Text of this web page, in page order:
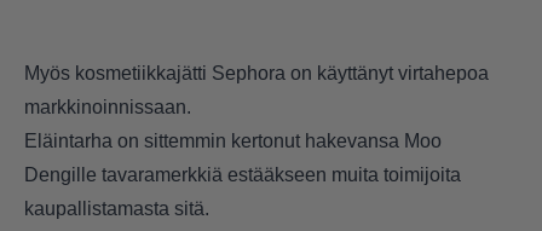
Myös kosmetiikkajätti Sephora on käyttänyt virtahepoa
markkinoinnissaan.
Eläintarha on sittemmin kertonut hakevansa Moo
Dengille tavaramerkkiä estääkseen muita toimijoita
kaupallistamasta sitä.